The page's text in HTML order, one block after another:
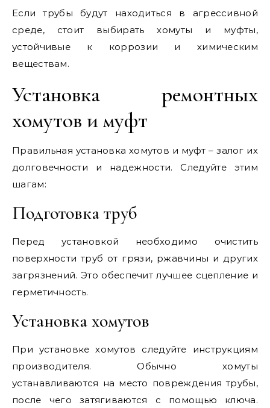
Если трубы будут находиться в агрессивной
среде, стоит выбирать хомуты и муфты,
устойчивые к коррозии и химическим
веществам.
Установка ремонтных
хомутов и муфт
Правильная установка хомутов и муфт – залог их
долговечности и надежности. Следуйте этим
шагам:
Подготовка труб
Перед установкой необходимо очистить
поверхности труб от грязи, ржавчины и других
загрязнений. Это обеспечит лучшее сцепление и
герметичность.
Установка хомутов
При установке хомутов следуйте инструкциям
производителя. Обычно хомуты
устанавливаются на место повреждения трубы,
после чего затягиваются с помощью ключа.